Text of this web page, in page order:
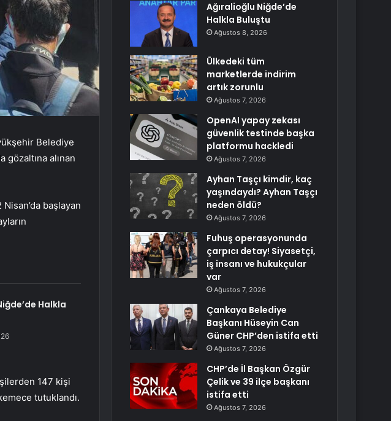
Belediye
gözaltına alınan
başlayan
Halkla
147 kişi
tutuklandı.
Ağıralioğlu Niğde’de
Halkla Buluştu
Ağustos 8, 2026
Ülkedeki tüm
marketlerde indirim
artık zorunlu
Ağustos 7, 2026
OpenAI yapay zekası
güvenlik testinde başka
platformu hackledi
Ağustos 7, 2026
Ayhan Taşçı kimdir, kaç
yaşındaydı? Ayhan Taşçı
neden öldü?
Ağustos 7, 2026
Fuhuş operasyonunda
çarpıcı detay! Siyasetçi,
iş insanı ve hukukçular
var
Ağustos 7, 2026
Çankaya Belediye
Başkanı Hüseyin Can
Güner CHP’den istifa etti
Ağustos 7, 2026
CHP’de İl Başkan Özgür
Çelik ve 39 ilçe başkanı
istifa etti
Ağustos 7, 2026